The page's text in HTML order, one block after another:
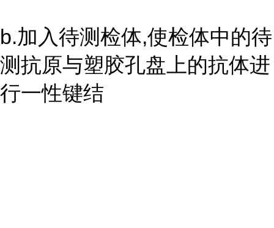
b.加入待测检体,使检体中的待
测抗原与塑胶孔盘上的抗体进
行一性键结